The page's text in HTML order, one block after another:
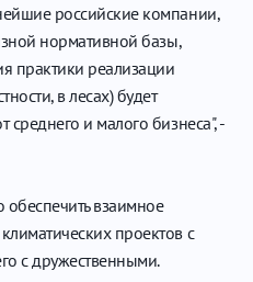
российские компании,
нормативной базы,
практики реализации
в лесах) будет
среднего и малого бизнеса", -
обеспечить взаимное
проектов с
с дружественными.